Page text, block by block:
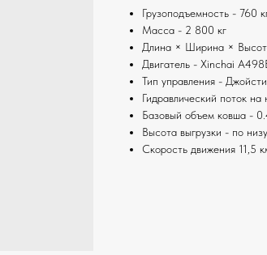
Грузоподъемность - 760
Масса - 2 800 кг
Длина × Ширина ×
Двигатель - Xinchai
Тип управления -
Гидравлический поток
Базовый объем ковша -
Высота выгрузки - по
Скорость движения 11,5